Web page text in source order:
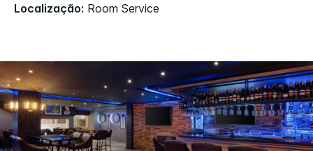
Localização: Room Service